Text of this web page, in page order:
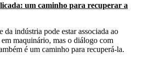
um caminho para recuperar a
da indústria pode estar associada ao
maquinário, mas o diálogo com
é um caminho para recuperá-la.